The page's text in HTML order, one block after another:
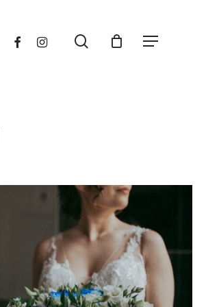
Menu
FACEBOOKINSTAGRAM search